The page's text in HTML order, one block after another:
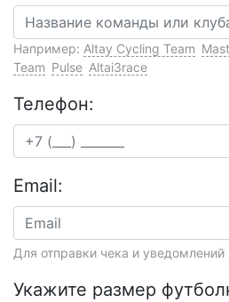
Например: Altay Cycling Team
Team Pulse Altai3race
Телефон:
Email:
Для отправки чека и уведомлений
Укажите размер